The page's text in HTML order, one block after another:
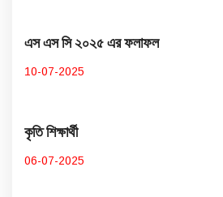
এস এস সি ২০২৫ এর ফলাফল
10-07-2025
কৃতি শিক্ষার্থী
06-07-2025